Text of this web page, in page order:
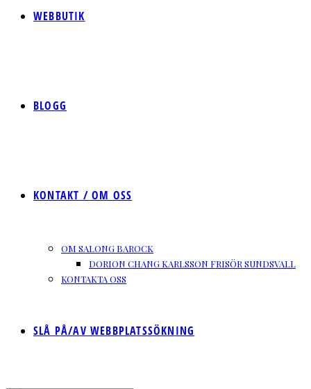
WEBBUTIK
BLOGG
KONTAKT / OM OSS
OM SALONG BAROCK
DORION CHANG KARLSSON FRISÖR SUNDSVALL
KONTAKTA OSS
SLÅ PÅ/AV WEBBPLATSSÖKNING